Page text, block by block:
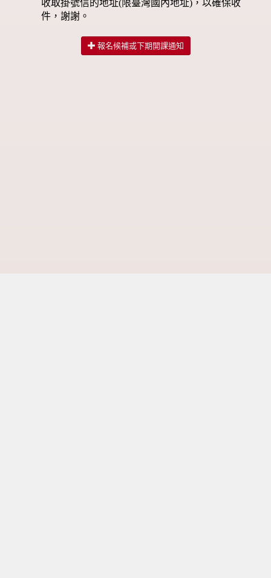
收取掛號信的地址(限臺灣國內地址)，以確保收
件，謝謝。
報名候補或下期開課通知